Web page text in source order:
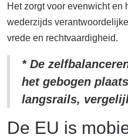
Het zorgt voor evenwicht en
wederzijds
vrede en rechtvaardigheid.
* De
het gebogen
langsrails,
De EU is